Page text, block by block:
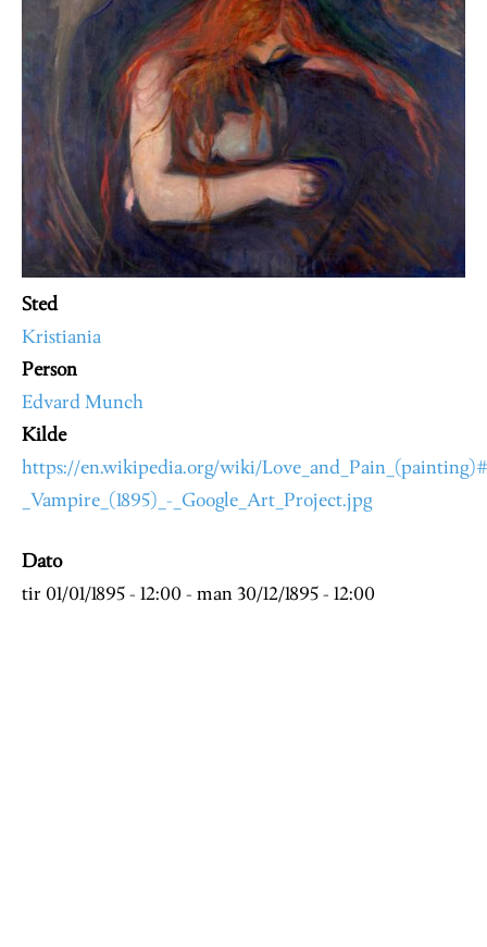
Sted
Kristiania
Person
Edvard Munch
Kilde
https://en.wikipedia.org/wiki/
_Vampire_(1895)_-_Google_Art_Project.jpg
Dato
tir 01/01/1895 - 12:00 - man 30/12/1895 - 12:00